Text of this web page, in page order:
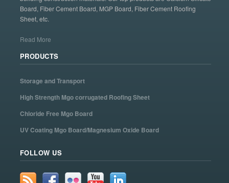
Board, Fiber Cement Board, MGP Board, Fiber Cement Roofing
Sheet, etc.
Read More
PRODUCTS
Storage and Transport
High Strength Mgo corrugated Roofing Sheet
Chloride Free Mgo Board
UV Coating Mgo Board/Magnesium Oxide Board
FOLLOW US